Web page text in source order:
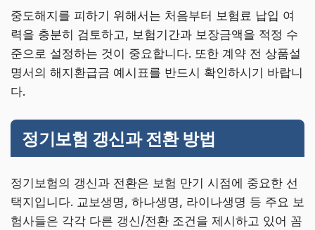
중도해지를 피하기 위해서는 처음부터 보험료 납입 여
력을 충분히 검토하고, 보험기간과 보장금액을 적정 수
준으로 설정하는 것이 중요합니다. 또한 계약 전 상품설
명서의 해지환급금 예시표를 반드시 확인하시기 바랍니
다.
정기보험 갱신과 전환 방법
정기보험의 갱신과 전환은 보험 만기 시점에 중요한 선
택지입니다. 교보생명, 하나생명, 라이나생명 등 주요 보
험사들은 각각 다른 갱신/전환 조건을 제시하고 있어 꼼